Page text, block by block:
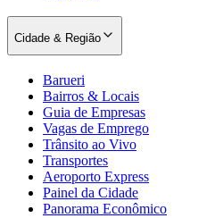
Cidade & Região
Barueri
Bairros & Locais
Guia de Empresas
Vagas de Emprego
Trânsito ao Vivo
Transportes
Aeroporto Express
Painel da Cidade
Panorama Econômico